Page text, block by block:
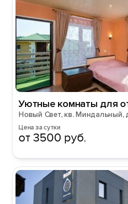
Уютные комнаты для
Новый Свет, кв. Миндальный,
Цена за сутки
от 3500 руб.